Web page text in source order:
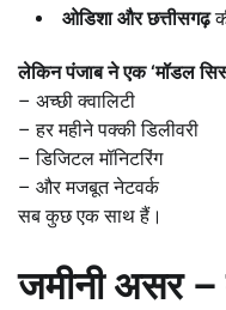
ओडिशा और छत्तीसगढ़
लेकिन पंजाब ने एक ‘मॉडल
– अच्छी क्वालिटी
– हर महीने पक्की डिलीवरी
– डिजिटल मॉनिटरिंग
– और मजबूत नेटवर्क
सब कुछ एक साथ हैं।
जमीनी असर –